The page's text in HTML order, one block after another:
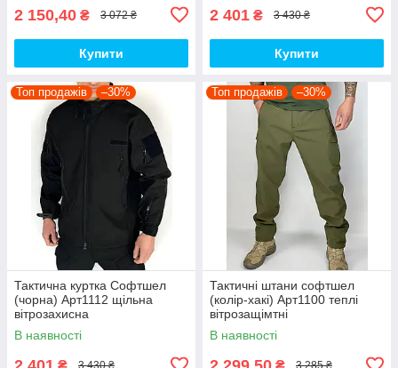
2 150,40 ₴ 3 072 ₴
Купити
2 401 ₴ 3 430 ₴
Купити
Топ продажів –30%
Тактична куртка Софтшел
(чорна) Арт1112 щільна
вітрозахисна
водовідштовхувальна на
флісі топ
В наявності
Топ продажів –30%
Тактичні штани софтшел
(колір-хакі) Арт1100 теплі
вітрозащімтні
водовідштовхувальні на флісі
топ
В наявності